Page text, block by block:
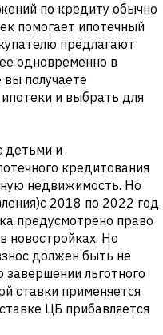
по кредиту обычно
помогает ипотечный
предлагают
одновременно в
вы получаете
и выбрать для
детьми и
кредитования
недвижимость. Но
2018 по 2022 год
предусмотрено право
новостройках. Но
должен быть не
льготного
ставки применяется
ЦБ прибавляется